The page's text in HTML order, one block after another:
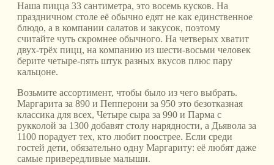
Наша пицца 33 сантиметра, это восемь кусков. На
праздничном столе её обычно едят не как единственное
блюдо, а в компании салатов и закусок, поэтому
считайте чуть скромнее обычного. На четверых хватит
двух-трёх пицц, на компанию из шести-восьми человек
берите четыре-пять штук разных вкусов плюс пару
кальцоне.
Возьмите ассортимент, чтобы было из чего выбрать.
Маргарита за 890 и Пепперони за 950 это безотказная
классика для всех, Четыре сыра за 990 и Парма с
рукколой за 1300 добавят столу нарядности, а Дьявола за
1100 порадует тех, кто любит поострее. Если среди
гостей дети, обязательно одну Маргариту: её любят даже
самые привередливые малыши.